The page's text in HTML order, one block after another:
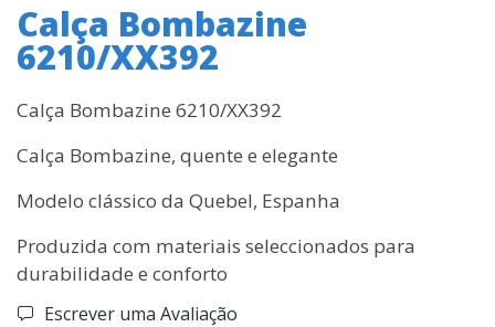
Calça Bombazine
6210/XX392
Calça Bombazine 6210/XX392
Calça Bombazine, quente e elegante
Modelo clássico da Quebel, Espanha
Produzida com materiais seleccionados para
durabilidade e conforto
Escrever uma Avaliação